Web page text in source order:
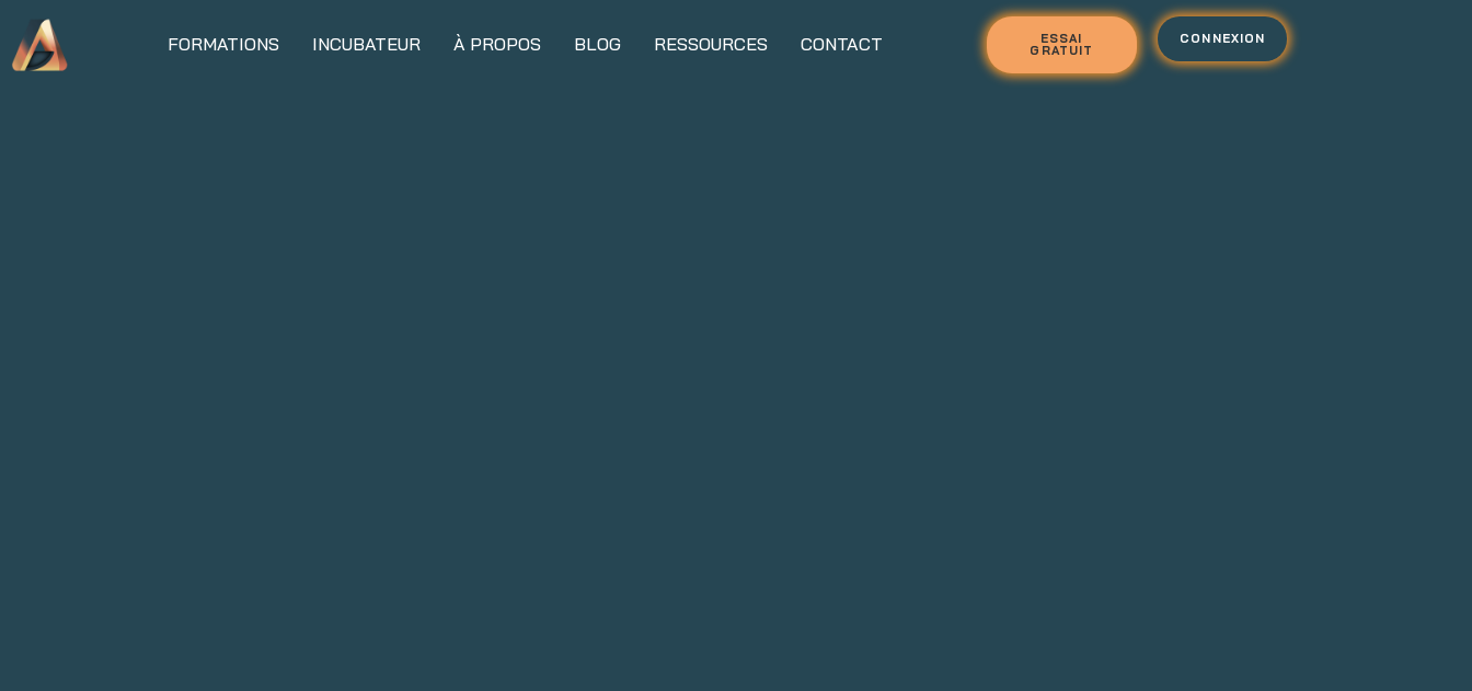
FORMATIONS INCUBATEUR À PROPOS BLOG RESSOURCES CONTACT ESSAI
GRATUIT
CONNEXION